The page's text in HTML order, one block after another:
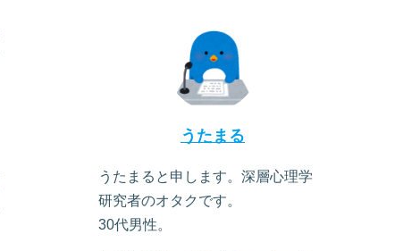
うたまる
うたまると申します。深層心理学
研究者のオタクです。
30代男性。